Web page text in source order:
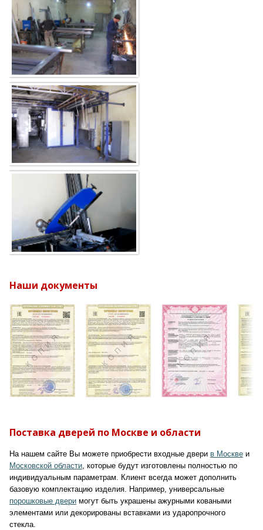
Наши документы
Поставка дверей по Москве и области
На нашем сайте Вы можете приобрести входные двери в Москве и
Московской области, которые будут изготовлены полностью по
индивидуальным параметрам. Клиент всегда может дополнить
базовую комплектацию изделия. Например, универсальные
порошковые двери могут быть украшены ажурными коваными
элементами или декорированы вставками из ударопрочного
стекла.